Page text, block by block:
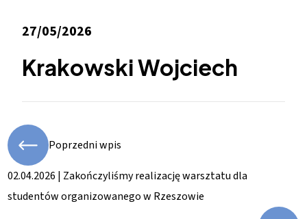
27/05/2026
Krakowski Wojciech
Poprzedni wpis
02.04.2026 | Zakończyliśmy realizację warsztatu dla
studentów organizowanego w Rzeszowie